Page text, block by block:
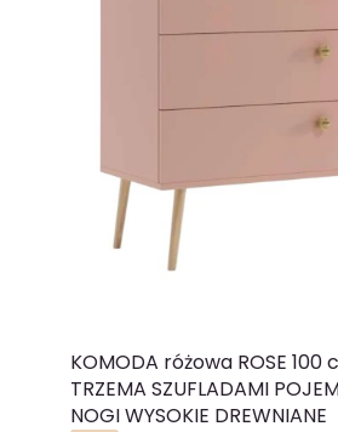
KOMODA różowa ROSE 100
TRZEMA SZUFLADAMI
NOGI WYSOKIE DREWNIANE